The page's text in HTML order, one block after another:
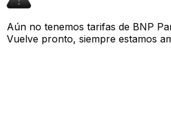
Aún no tenemos tarifas de BNP
Vuelve pronto, siempre estamos